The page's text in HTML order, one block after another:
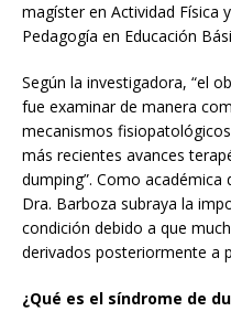
magíster en Actividad Física
Pedagogía en Educación
Según la investigadora, “el
fue examinar de manera
mecanismos
más recientes avances
dumping”. Como académica
Dra. Barboza subraya la
condición debido a que
derivados posteriormente a
¿Qué es el síndrome de